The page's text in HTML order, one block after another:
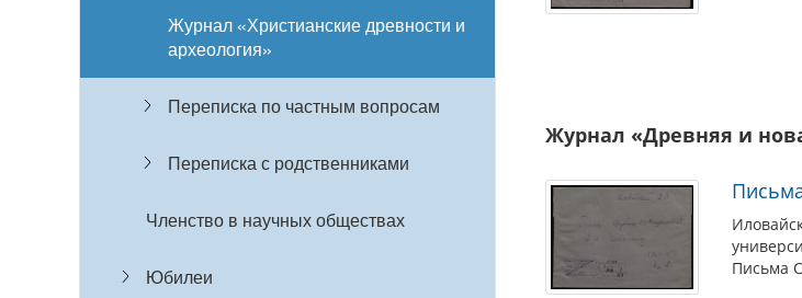
Журнал «Христианские древности и
археология»
Переписка по частным вопросам
Переписка с родственниками
Членство в научных обществах
Юбилеи
Журнал «Древняя и
Письма